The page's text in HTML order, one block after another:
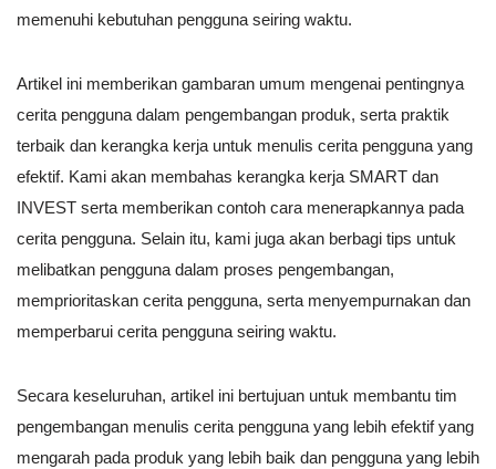
memenuhi kebutuhan pengguna seiring waktu.
Artikel ini memberikan gambaran umum mengenai pentingnya
cerita pengguna dalam pengembangan produk, serta praktik
terbaik dan kerangka kerja untuk menulis cerita pengguna yang
efektif. Kami akan membahas kerangka kerja SMART dan
INVEST serta memberikan contoh cara menerapkannya pada
cerita pengguna. Selain itu, kami juga akan berbagi tips untuk
melibatkan pengguna dalam proses pengembangan,
memprioritaskan cerita pengguna, serta menyempurnakan dan
memperbarui cerita pengguna seiring waktu.
Secara keseluruhan, artikel ini bertujuan untuk membantu tim
pengembangan menulis cerita pengguna yang lebih efektif yang
mengarah pada produk yang lebih baik dan pengguna yang lebih